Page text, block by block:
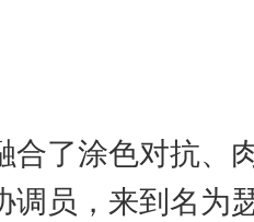
合了涂色对抗、
调员，来到名为